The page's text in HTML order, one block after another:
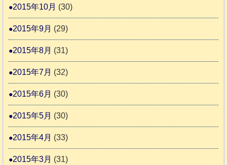
2015年10月 (30)
2015年9月 (29)
2015年8月 (31)
2015年7月 (32)
2015年6月 (30)
2015年5月 (30)
2015年4月 (33)
2015年3月 (31)